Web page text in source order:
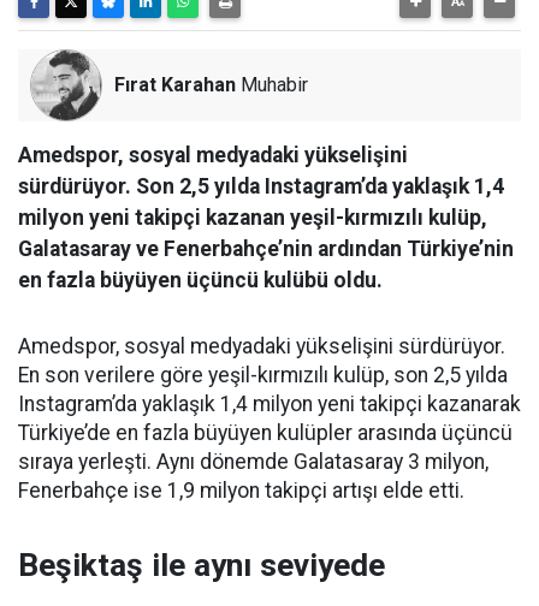
Fırat Karahan Muhabir
Amedspor, sosyal medyadaki yükselişini
sürdürüyor. Son 2,5 yılda Instagram’da yaklaşık 1,4
milyon yeni takipçi kazanan yeşil-kırmızılı kulüp,
Galatasaray ve Fenerbahçe’nin ardından Türkiye’nin
en fazla büyüyen üçüncü kulübü oldu.
Amedspor, sosyal medyadaki yükselişini sürdürüyor.
En son verilere göre yeşil-kırmızılı kulüp, son 2,5 yılda
Instagram’da yaklaşık 1,4 milyon yeni takipçi kazanarak
Türkiye’de en fazla büyüyen kulüpler arasında üçüncü
sıraya yerleşti. Aynı dönemde Galatasaray 3 milyon,
Fenerbahçe ise 1,9 milyon takipçi artışı elde etti.
Beşiktaş ile aynı seviyede